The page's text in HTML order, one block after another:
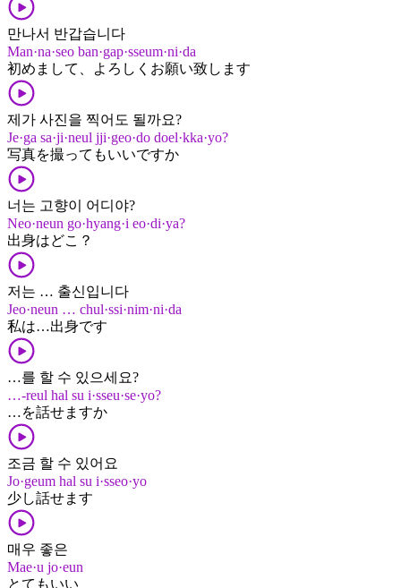
만나서 반갑습니다
Man·na·seo ban·gap·sseum·ni·da
初めまして、​よろしく​お願い​致します
제가 사진을 찍어도 될까요?
Je·ga sa·ji·neul jji·geo·do doel·kka·yo?
写真​を​撮って​も​いい​です​か
너는 고향이 어디야?
Neo·neun go·hyang·i eo·di·ya?
出身​は​どこ？
저는 … 출신입니다
Jeo·neun … chul·ssi·nim·ni·da
私​は​…​出身​です
…를 할 수 있으세요?
…-reul hal su i·sseu·se·yo?
…​を​話せます​か
조금 할 수 있어요
Jo·geum hal su i·sseo·yo
少し​話せます
매우 좋은
Mae·u jo·eun
とても​いい